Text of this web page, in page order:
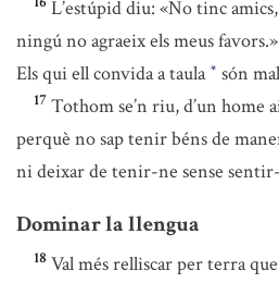
L’estúpid diu: «No tinc amics,
ningú no agraeix els meus favors.»
Els qui ell convida a taula * són
17 Tothom se’n riu, d’un home
perquè no sap tenir béns de
ni deixar de tenir-ne sense
Dominar la llengua
18 Val més relliscar per terra